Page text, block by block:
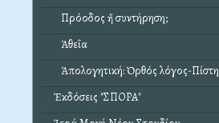
Πρόοδος ἤ συντήρηση;
Ἀθεΐα
Ἀπολογητική: Ὀρθός λόγος-Πίστη
Ἐκδόσεις "ΣΠΟΡΑ"